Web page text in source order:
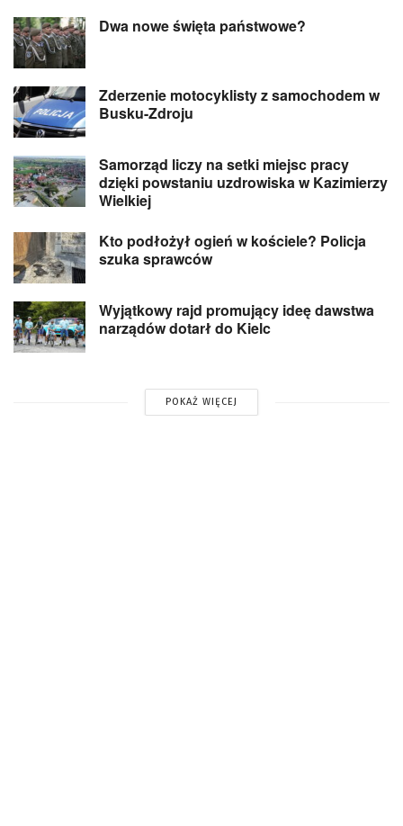
Dwa nowe święta państwowe?
Zderzenie motocyklisty z samochodem w
Busku-Zdroju
Samorząd liczy na setki miejsc pracy
dzięki powstaniu uzdrowiska w Kazimierzy
Wielkiej
Kto podłożył ogień w kościele? Policja
szuka sprawców
Wyjątkowy rajd promujący ideę dawstwa
narządów dotarł do Kielc
POKAŻ WIĘCEJ